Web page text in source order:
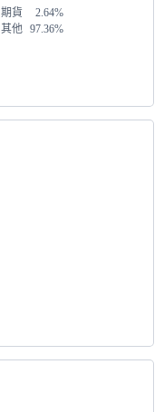
期貨
2.64%
其他
97.36%